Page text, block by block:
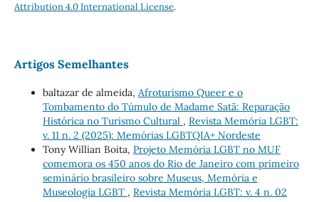
Attribution 4.0 International License.
Artigos Semelhantes
baltazar de almeida, Afroturismo Queer e o
Tombamento do Túmulo de Madame Satã: Reparação
Histórica no Turismo Cultural , Revista Memória LGBT:
v. 11 n. 2 (2025): Memórias LGBTQIA+ Nordeste
Tony Willian Boita, Projeto Memória LGBT no MUF
comemora os 450 anos do Rio de Janeiro com primeiro
seminário brasileiro sobre Museus, Memória e
Museologia LGBT , Revista Memória LGBT: v. 4 n. 02